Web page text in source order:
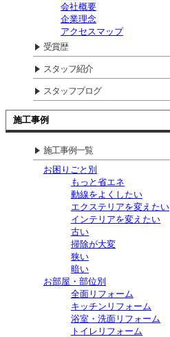
会社概要
企業理念
アクセスマップ
受賞歴
スタッフ紹介
スタッフブログ
施工事例
施工事例一覧
お困りごと別
もっと省エネ
動線をよくしたい
エクステリアを変えたい
インテリアを変えたい
古い
掃除が大変
狭い
暗い
お部屋・部位別
全面リフォーム
キッチンリフォーム
浴室・洗面リフォーム
トイレリフォーム